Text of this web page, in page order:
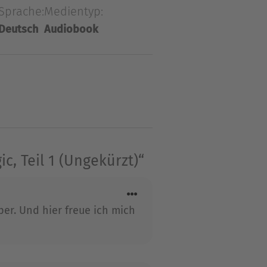
Auf die
aus Intrigen,
...Teil 1 der düster-
Deutsch
Medientyp:
Audiobook
Teil 1 (Ungekürzt)“
Und hier freue ich mich